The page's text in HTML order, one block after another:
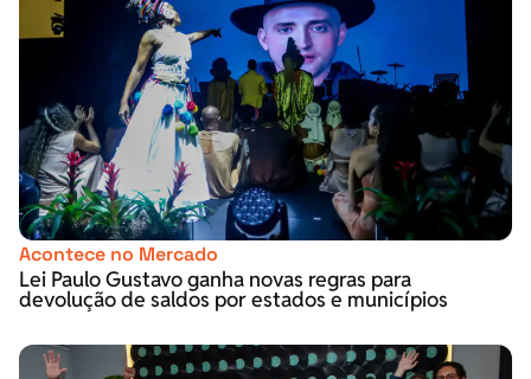
Acontece no Mercado
Lei Paulo Gustavo ganha novas regras para
devolução de saldos por estados e municípios